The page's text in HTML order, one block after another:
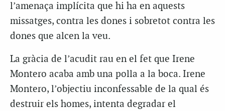
l’amenaça implícita que hi ha en aquests
missatges, contra les dones i sobretot contra les
dones que alcen la veu.
La gràcia de l’acudit rau en el fet que Irene
Montero acaba amb una polla a la boca. Irene
Montero, l’objectiu inconfessable de la qual és
destruir els homes, intenta degradar el